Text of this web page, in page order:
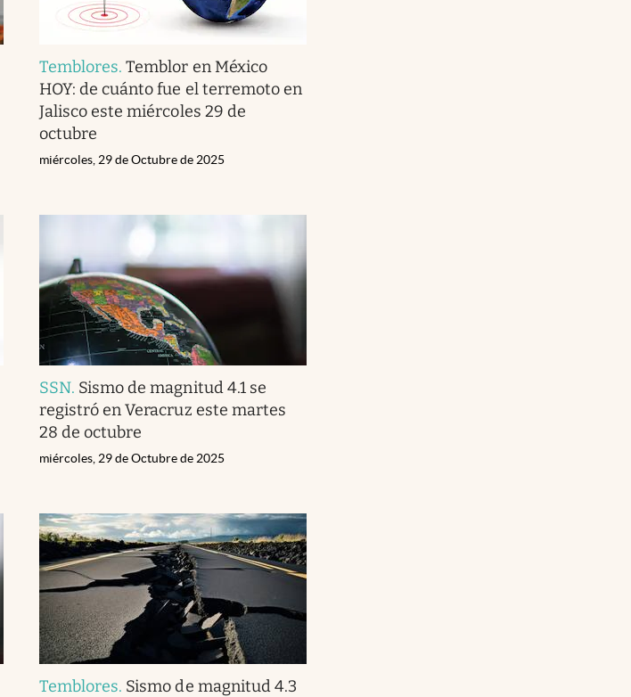
Temblores.Temblor en México
HOY: de cuánto fue el terremoto en
Jalisco este miércoles 29 de
octubre
miércoles, 29 de Octubre de 2025
SSN. Sismo de magnitud 4.1 se
registró en Veracruz este martes
28 de octubre
miércoles, 29 de Octubre de 2025
Temblores. Sismo de magnitud 4.3